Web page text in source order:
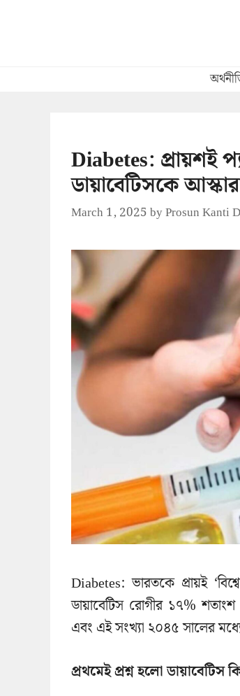
Diabetes: প্রায়শই
ডায়াবেটিসকে
March 1, 2025byProsun Kanti
Diabetes: ভারতকে প্রায়ই
ডায়াবেটিস রোগীর ১৭% শতাংশ
এবং এই সংখ্যা ২০৪৫ সালের
প্রথমেই প্রশ্ন হলো ডায়াবেটিস